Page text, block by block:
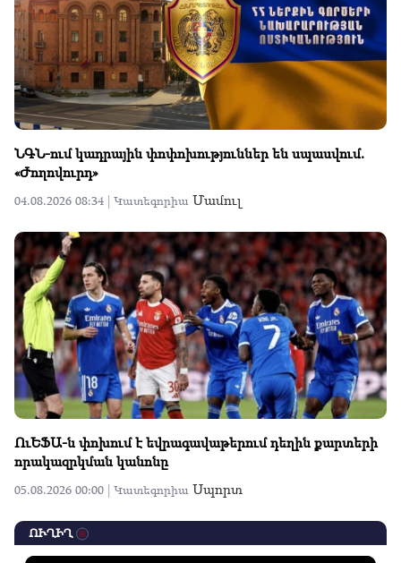
ՆԳՆ-ում կադրային փոփոխություններ են սպասվում.
«Ժողովուրդ»
04.08.2026 08:34 | Կատեգորիա Մամուլ
ՈւԵՖԱ-ն փոխում է եվրագավաթերում դեղին քարտերի
որակազրկման կանոնը
05.08.2026 00:00 | Կատեգորիա Սպորտ
ՈՒՂԻՂ